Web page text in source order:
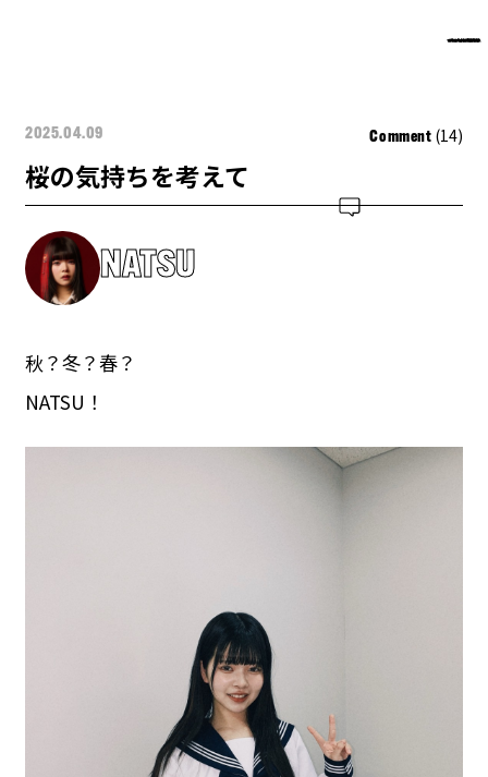
2025.04.09 Comment (14)
桜の気持ちを考えて
NATSU
秋？冬？春？
NATSU！